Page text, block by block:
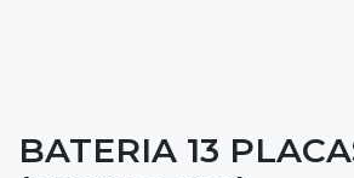
BATERIA 13